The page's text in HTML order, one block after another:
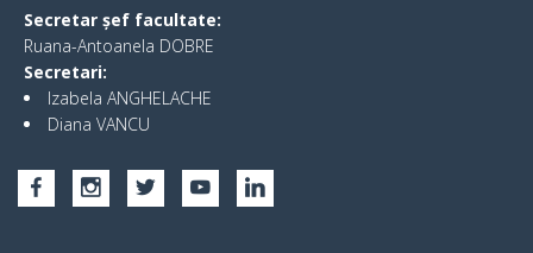
Secretar șef facultate:
Ruana-Antoanela DOBRE
Secretari:
Izabela ANGHELACHE
Diana VANCU